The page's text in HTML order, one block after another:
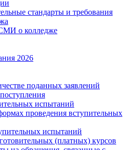
стандарты и требования
о колледже
2026
поданных заявлений
испытаний
проведения вступительных
испытаний
(платных) курсов